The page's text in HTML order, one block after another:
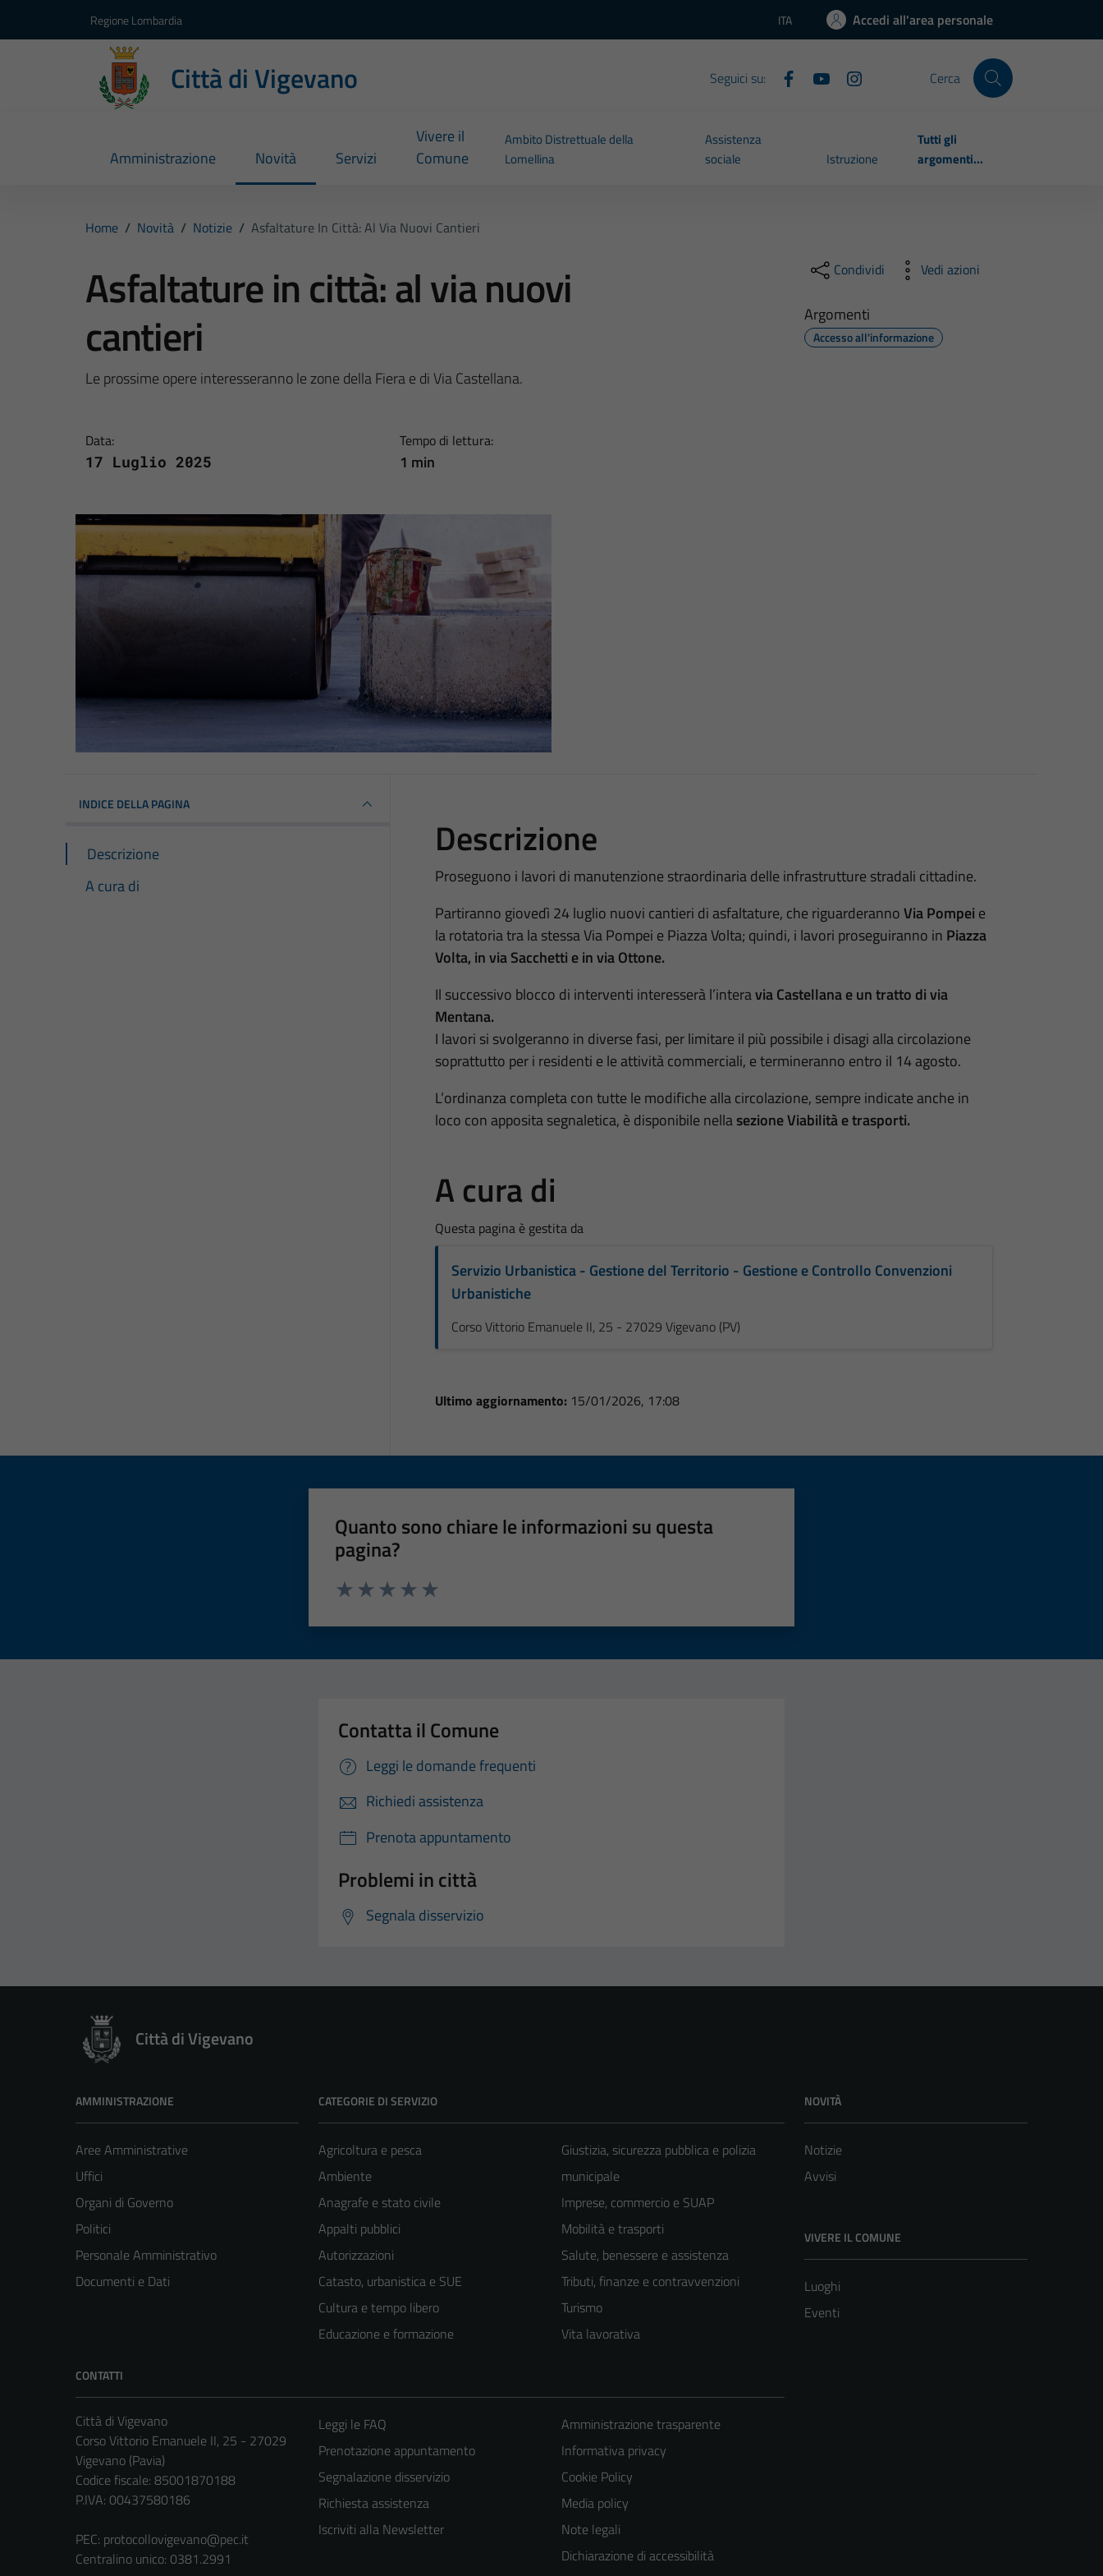
Regione Lombardia Lingua attiva:
ITA Accedi all'area personale
Città di Vigevano Seguici su: Cerca
Amministrazione Novità Servizi
Vivere il
Comune
Ambito Distrettuale della
Lomellina
Assistenza
sociale
Istruzione
Tutti gli
argomenti...
Home / Novità / Notizie / Asfaltature In Città: Al Via Nuovi Cantieri
Asfaltature in città: al via nuovi
cantieri
Le prossime opere interesseranno le zone della Fiera e di Via Castellana.
Data:
17 Luglio 2025
Tempo di lettura:
1 min
Condividi Vedi azioni
Argomenti
Accesso all'informazione
INDICE DELLA PAGINA
Descrizione
A cura di
Descrizione
Proseguono i lavori di manutenzione straordinaria delle infrastrutture stradali cittadine.
Partiranno giovedì 24 luglio nuovi cantieri di asfaltature, che riguarderannoVia Pompei e
la rotatoria tra la stessa Via Pompei e Piazza Volta; quindi, i lavori proseguiranno in Piazza
Volta, in via Sacchetti e in via Ottone.
Il successivo blocco di interventi interesserà l’interavia Castellana e un tratto di via
Mentana.
I lavori si svolgeranno in diverse fasi, per limitare il più possibile i disagi alla circolazione
soprattutto per i residenti e le attività commerciali, e termineranno entro il 14 agosto.
L’ordinanza completa con tutte le modifiche alla circolazione, sempre indicate anche in
loco con apposita segnaletica, è disponibile nellasezione Viabilità e trasporti.
A cura di
Questa pagina è gestita da
Servizio Urbanistica - Gestione del Territorio - Gestione e Controllo Convenzioni
Urbanistiche
Corso Vittorio Emanuele II, 25 - 27029 Vigevano (PV)
Ultimo aggiornamento: 15/01/2026, 17:08
Quanto sono chiare le informazioni su questa
pagina?
Contatta il Comune
Leggi le domande frequenti
Richiedi assistenza
Prenota appuntamento
Problemi in città
Segnala disservizio
Città di Vigevano
AMMINISTRAZIONE
Aree Amministrative
Uffici
Organi di Governo
Politici
Personale Amministrativo
Documenti e Dati
CATEGORIE DI SERVIZIO
Agricoltura e pesca
Ambiente
Anagrafe e stato civile
Appalti pubblici
Autorizzazioni
Catasto, urbanistica e SUE
Cultura e tempo libero
Educazione e formazione
Giustizia, sicurezza pubblica e polizia
municipale
Imprese, commercio e SUAP
Mobilità e trasporti
Salute, benessere e assistenza
Tributi, finanze e contravvenzioni
Turismo
Vita lavorativa
NOVITÀ
Notizie
Avvisi
VIVERE IL COMUNE
Luoghi
Eventi
CONTATTI
Città di Vigevano
Corso Vittorio Emanuele II, 25 - 27029
Vigevano (Pavia)
Codice fiscale: 85001870188
P.IVA: 00437580186
PEC: protocollovigevano@pec.it
Centralino unico: 0381.2991
Leggi le FAQ
Prenotazione appuntamento
Segnalazione disservizio
Richiesta assistenza
Iscriviti alla Newsletter
Amministrazione trasparente
Informativa privacy
Cookie Policy
Media policy
Note legali
Dichiarazione di accessibilità